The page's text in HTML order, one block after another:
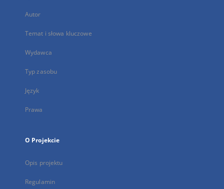
Autor
Temat i słowa kluczowe
Wydawca
Typ zasobu
Język
Prawa
O Projekcie
Opis projektu
Regulamin